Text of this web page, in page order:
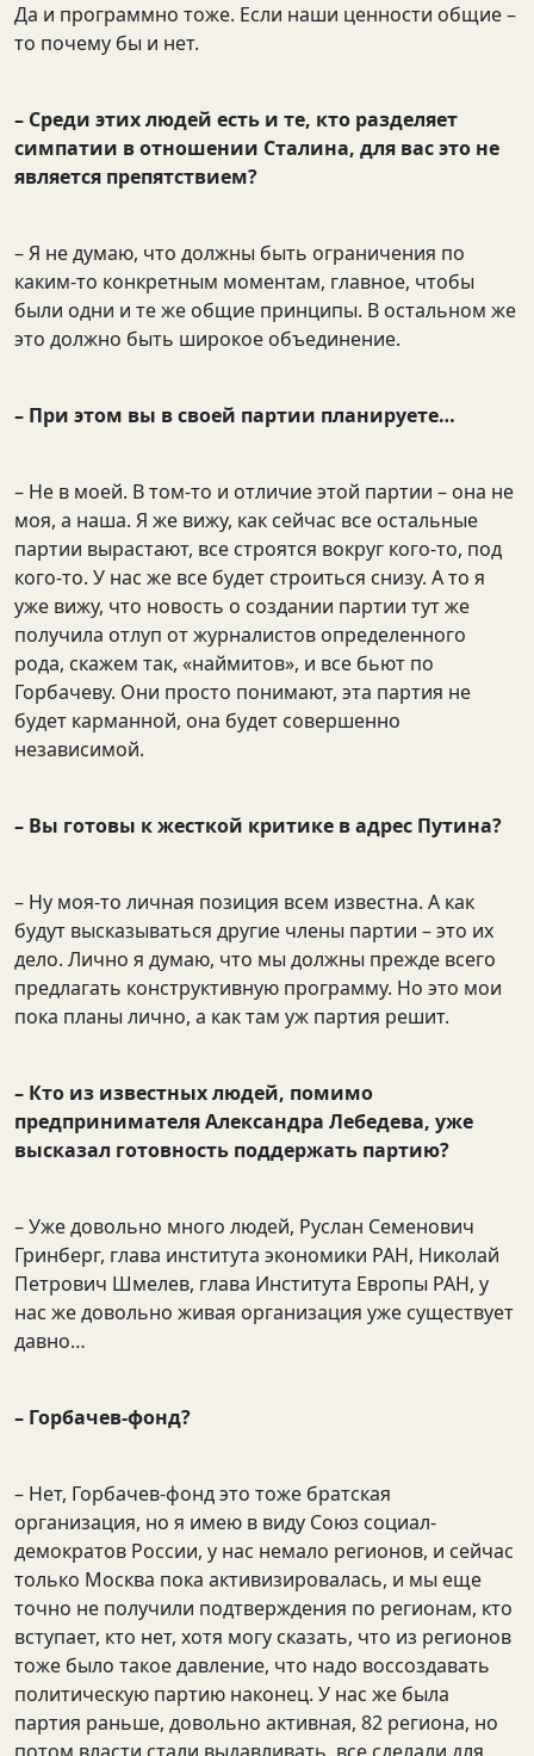
Да и программно тоже. Если наши ценности общие –
то почему бы и нет.
– Среди этих людей есть и те, кто разделяет
симпатии в отношении Сталина, для вас это не
является препятствием?
– Я не думаю, что должны быть ограничения по
каким-то конкретным моментам, главное, чтобы
были одни и те же общие принципы. В остальном же
это должно быть широкое объединение.
– При этом вы в своей партии планируете…
– Не в моей. В том-то и отличие этой партии – она не
моя, а наша. Я же вижу, как сейчас все остальные
партии вырастают, все строятся вокруг кого-то, под
кого-то. У нас же все будет строиться снизу. А то я
уже вижу, что новость о создании партии тут же
получила отлуп от журналистов определенного
рода, скажем так, «наймитов», и все бьют по
Горбачеву. Они просто понимают, эта партия не
будет карманной, она будет совершенно
независимой.
– Вы готовы к жесткой критике в адрес Путина?
– Ну моя-то личная позиция всем известна. А как
будут высказываться другие члены партии – это их
дело. Лично я думаю, что мы должны прежде всего
предлагать конструктивную программу. Но это мои
пока планы лично, а как там уж партия решит.
– Кто из известных людей, помимо
предпринимателя Александра Лебедева, уже
высказал готовность поддержать партию?
– Уже довольно много людей, Руслан Семенович
Гринберг, глава института экономики РАН, Николай
Петрович Шмелев, глава Института Европы РАН, у
нас же довольно живая организация уже существует
давно…
– Горбачев-фонд?
– Нет, Горбачев-фонд это тоже братская
организация, но я имею в виду Союз социал-
демократов России, у нас немало регионов, и сейчас
только Москва пока активизировалась, и мы еще
точно не получили подтверждения по регионам, кто
вступает, кто нет, хотя могу сказать, что из регионов
тоже было такое давление, что надо воссоздавать
политическую партию наконец. У нас же была
партия раньше, довольно активная, 82 региона, но